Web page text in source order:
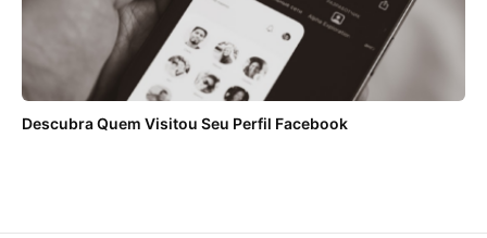
Descubra Quem Visitou Seu Perfil Facebook